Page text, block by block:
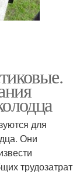
для
Они
трудозатрат